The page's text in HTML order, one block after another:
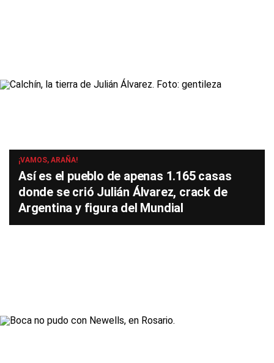
¡VAMOS, ARAÑA!
Así es el pueblo de apenas 1.165 casas
donde se crió Julián Álvarez, crack de
Argentina y figura del Mundial